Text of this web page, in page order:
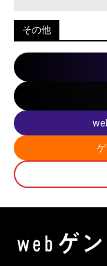
その他